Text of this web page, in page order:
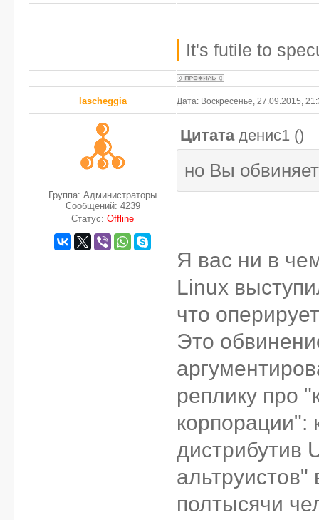
It's futile to
lascheggia Дата: Воскресенье, 27.09.2015,
Группа: Администраторы
Сообщений: 4239
Статус: Offline
Цитата денис1 ()
но Вы
Я вас ни в
Linux
что
Это
реплику про
корпорации":
дистрибутив
полтысячи